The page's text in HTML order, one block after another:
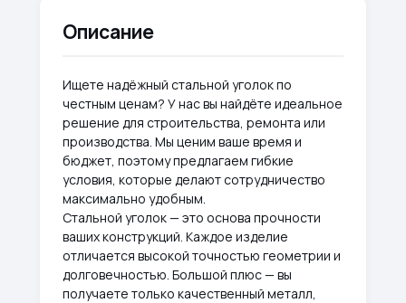
Описание
Ищете надёжный стальной уголок по
честным ценам? У нас вы найдёте идеальное
решение для строительства, ремонта или
производства. Мы ценим ваше время и
бюджет, поэтому предлагаем гибкие
условия, которые делают сотрудничество
максимально удобным.
Стальной уголок — это основа прочности
ваших конструкций. Каждое изделие
отличается высокой точностью геометрии и
долговечностью. Большой плюс — вы
получаете только качественный металл,